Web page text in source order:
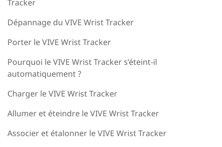
Tracker
Dépannage du VIVE Wrist Tracker
Porter le VIVE Wrist Tracker
Pourquoi le VIVE Wrist Tracker s’éteint-il
automatiquement ?
Charger le VIVE Wrist Tracker
Allumer et éteindre le VIVE Wrist Tracker
Associer et étalonner le VIVE Wrist Tracker